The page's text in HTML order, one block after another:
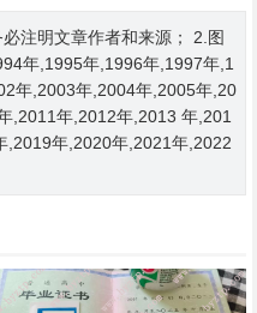
注明文章作者和来源； 2.图
年,1995年,1996年,1997年,1
年,2003年,2004年,2005年,20
,2011年,2012年,2013 年,201
年,2020年,2021年,2022